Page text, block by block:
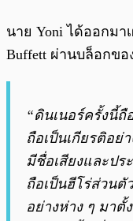
นาย Yoni ได้ออกม
Buffett ผ่านบล็อกขอ
“ดินเนอร์ครั้งนี้ถื
ถือเป็นเกียรติอ
มีชื่อเสียงและปร
ถือเป็นฮีโร่ส่วน
อย่างห่าง ๆ มา